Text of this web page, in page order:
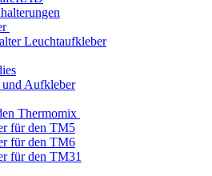
Leuchtaufkleber
und Aufkleber
Thermomix
für den TM5
für den TM6
für den TM31